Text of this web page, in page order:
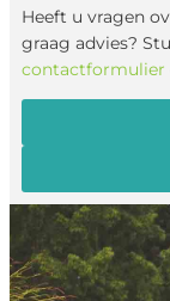
Heeft u vragen
graag advies?
contactformulier